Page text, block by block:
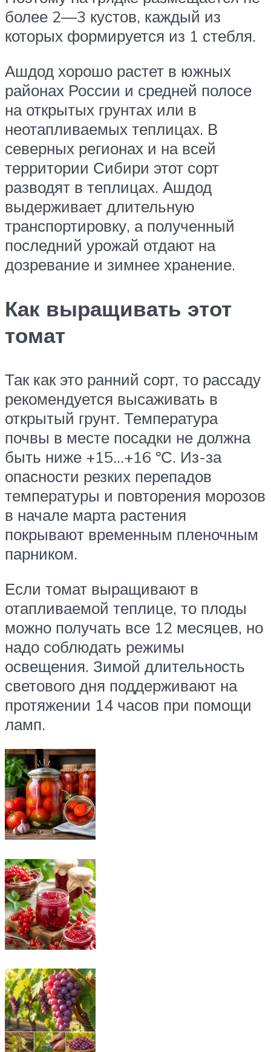
более 2—3 кустов, каждый из
которых формируется из 1 стебля.
Ашдод хорошо растет в южных
районах России и средней полосе
на открытых грунтах или в
неотапливаемых теплицах. В
северных регионах и на всей
территории Сибири этот сорт
разводят в теплицах. Ашдод
выдерживает длительную
транспортировку, а полученный
последний урожай отдают на
дозревание и зимнее хранение.
Как выращивать этот
томат
Так как это ранний сорт, то рассаду
рекомендуется высаживать в
открытый грунт. Температура
почвы в месте посадки не должна
быть ниже +15…+16 ºС. Из-за
опасности резких перепадов
температуры и повторения морозов
в начале марта растения
покрывают временным пленочным
парником.
Если томат выращивают в
отапливаемой теплице, то плоды
можно получать все 12 месяцев, но
надо соблюдать режимы
освещения. Зимой длительность
светового дня поддерживают на
протяжении 14 часов при помощи
ламп.